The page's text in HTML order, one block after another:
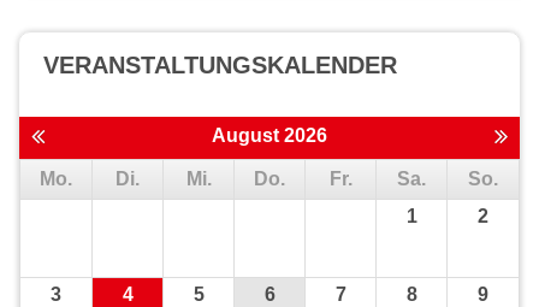
VERANSTALTUNGS­KALENDER
August 2026
Mo. Di. Mi. Do. Fr. Sa.
So.
1
2
3 4 5 6 7 8 9